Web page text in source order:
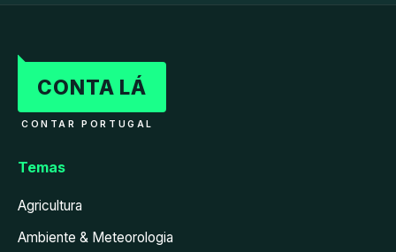
CONTA LÁ
CONTAR PORTUGAL
Temas
Agricultura
Ambiente & Meteorologia